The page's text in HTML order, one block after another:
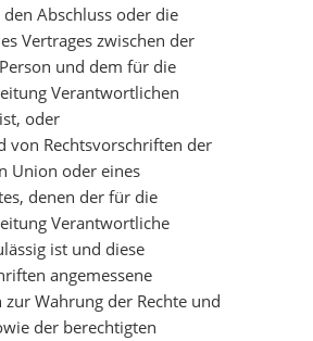
Abschluss oder die
Vertrages zwischen der
und dem für die
Verantwortlichen
oder
Rechtsvorschriften der
Union oder eines
denen der für die
Verantwortliche
ist und diese
angemessene
Wahrung der Rechte und
der berechtigten